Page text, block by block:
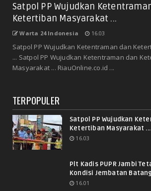
Satpol PP Wujudkan
Ketertiban Masyarakat ...
Warta 24 Indonesia 16.03
Satpol PP Wujudkan Ketentraman dan
... Satpol PP Wujudkan Ketentraman dan
Masyarakat ... RiauOnline.co.id ...
TERPOPULER
Satpol PP Wujudkan
Ketertiban Masyarakat ...
16.03
Plt Kadis PUPR Jambi
Kondisi Jembatan
16.01